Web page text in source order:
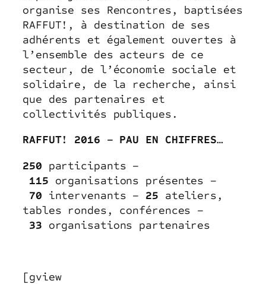
organise ses Rencontres, baptisées
RAFFUT!, à destination de ses
adhérents et également ouvertes à
l’ensemble des acteurs de ce
secteur, de l’économie sociale et
solidaire, de la recherche, ainsi
que des partenaires et
collectivités publiques.
RAFFUT! 2016 – PAU EN CHIFFRES…
250 participants –
115 organisations présentes –
70 intervenants – 25 ateliers,
tables rondes, conférences –
33 organisations partenaires
[gview